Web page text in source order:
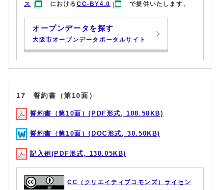
ス
におけるCC-BY4.0 で提供いたします。
オープンデータを探す
大阪市オープンデータポータルサイト
17 誓約書（第10面）
誓約書（第10面）(PDF形式, 108.58KB)
誓約書（第10面）(DOC形式, 30.50KB)
記入例(PDF形式, 138.05KB)
CC（クリエイティブコモンズ）ライセン